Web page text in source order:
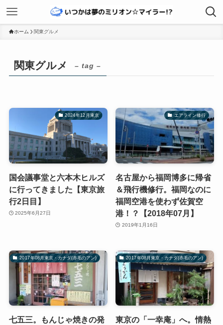
ホーム 関東グルメ
関東グルメ – tag –
2024年12月東京
国会議事堂と六本木ヒルズ
に行ってきました【東京旅
行2日目】
2025年6月27日
エアライン修行
名古屋から福岡博多に帰省
＆飛行機修行。福岡なのに
福岡空港を使わず佐賀空
港！？【2018年07月】
2019年1月16日
2017年08月東京・カナダ(赤毛のアン)
七五三。もんじゃ焼きの発
2017年08月東京・カナダ(赤毛のアン)
東京の「一幸庵」へ。情熱